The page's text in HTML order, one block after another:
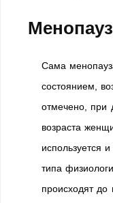
Сама
состоянием,
отмечено, при
возраста
используется
типа
происходят